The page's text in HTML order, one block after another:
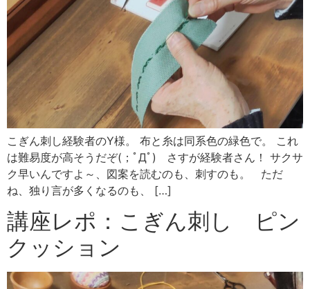
こぎん刺し経験者のY様。 布と糸は同系色の緑色で。 これ
は難易度が高そうだぞ(；ﾟДﾟ) さすが経験者さん！ サクサ
ク早いんですよ～、図案を読むのも、刺すのも。 ただ
ね、独り言が多くなるのも、 […]
講座レポ：こぎん刺し ピン
クッション